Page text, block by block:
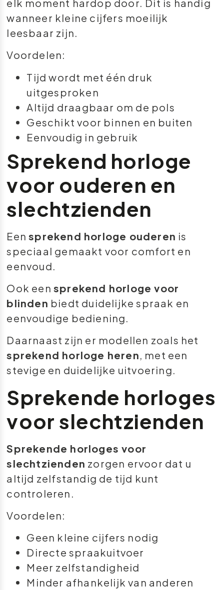
elk moment hardop door. Dit is handig
wanneer kleine cijfers moeilijk
leesbaar zijn.
Voordelen:
Tijd wordt met één druk
uitgesproken
Altijd draagbaar om de pols
Geschikt voor binnen en buiten
Eenvoudig in gebruik
Sprekend horloge
voor ouderen en
slechtzienden
Eensprekend horloge ouderen is
speciaal gemaakt voor comfort en
eenvoud.
Ook eensprekend horloge voor
blinden biedt duidelijke spraak en
eenvoudige bediening.
Daarnaast zijn er modellen zoals het
sprekend horloge heren, met een
stevige en duidelijke uitvoering.
Sprekende horloges
voor slechtzienden
Sprekende horloges voor
slechtzienden zorgen ervoor dat u
altijd zelfstandig de tijd kunt
controleren.
Voordelen:
Geen kleine cijfers nodig
Directe spraakuitvoer
Meer zelfstandigheid
Minder afhankelijk van anderen